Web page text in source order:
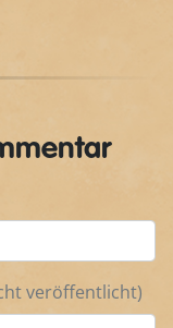
veröffentlicht)